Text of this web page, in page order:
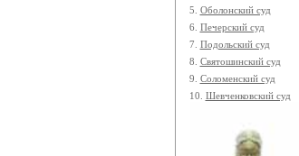
5. Оболонский суд
6. Печерский суд
7. Подольский суд
8. Святошинский суд
9. Соломенский суд
10. Шевченковский суд